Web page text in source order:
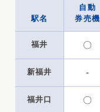
駅名
自動
券売機
福井 〇
新福井 -
福井口 〇